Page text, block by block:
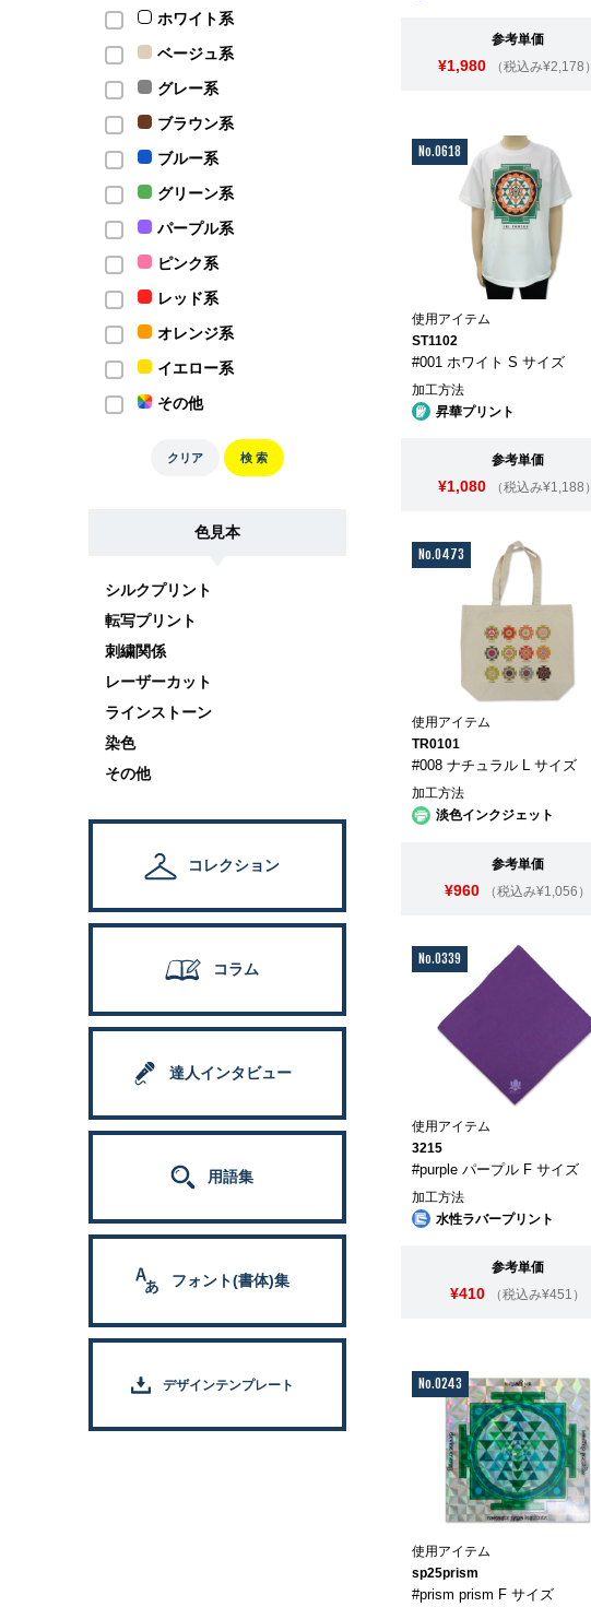
ホワイト系
ベージュ系
グレー系
ブラウン系
ブルー系
グリーン系
パープル系
ピンク系
レッド系
オレンジ系
イエロー系
その他
クリア 検 索
色見本
シルクプリント
転写プリント
刺繍関係
レーザーカット
ラインストーン
染色
その他
コレクション
コラム
達人インタビュー
用語集
フォント(書体)集
デザインテンプレート
参考単価
¥1,980 （税込み¥2,178）
No.0618
使用アイテム
ST1102
#001 ホワイト S サイズ
加工方法
昇華プリント
参考単価
¥1,080 （税込み¥1,188）
No.0473
使用アイテム
TR0101
#008 ナチュラル L サイズ
加工方法
淡色インクジェット
参考単価
¥960 （税込み¥1,056）
No.0339
使用アイテム
3215
#purple パープル F サイズ
加工方法
水性ラバープリント
参考単価
¥410 （税込み¥451）
No.0243
使用アイテム
sp25prism
#prism prism F サイズ